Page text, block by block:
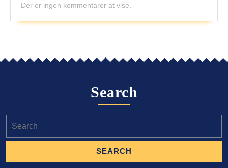
Der er ingen kommentarer at vise.
Search
for: